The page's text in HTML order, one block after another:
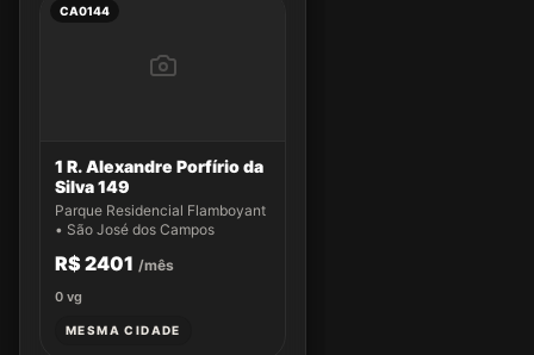
CA0144
1 R. Alexandre Porfírio da
Silva 149
Parque Residencial Flamboyant
• São José dos Campos
R$ 2401 /mês
0 vg
MESMA CIDADE